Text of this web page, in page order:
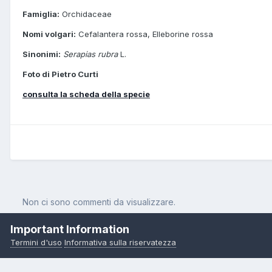
Famiglia: Orchidaceae
Nomi volgari: Cefalantera rossa, Elleborine rossa
Sinonimi: Serapias rubraL.
Foto di Pietro Curti
consulta la scheda della specie
Non ci sono commenti da visualizzare.
Pagina Iniziale Orchidee Cephalanthera rubra (L.) Rich.
Important Information
Termini d'uso Informativa sulla riservatezza